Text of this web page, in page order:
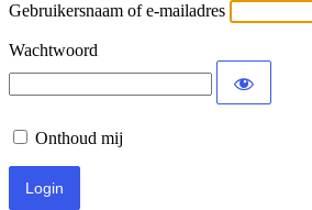
Gebruikersnaam of e-mailadres
Wachtwoord
Onthoud mij